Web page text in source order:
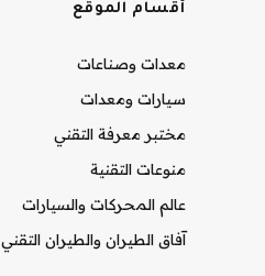
أقسام الموقع
معدات وصناعات
سيارات ومعدات
مختبر معرفة التقني
منوعات التقنية
عالم المحركات والسيارات
آفاق الطيران والطيران التقني